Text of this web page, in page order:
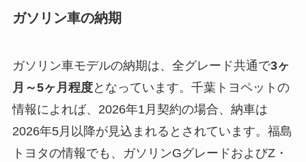
ガソリン車の納期
ガソリン車モデルの納期は、全グレード共通で3ヶ
月～5ヶ月程度となっています。千葉トヨペットの
情報によれば、2026年1月契約の場合、納車は
2026年5月以降が見込まれるとされています。福島
トヨタの情報でも、ガソリンGグレードおよびZ・